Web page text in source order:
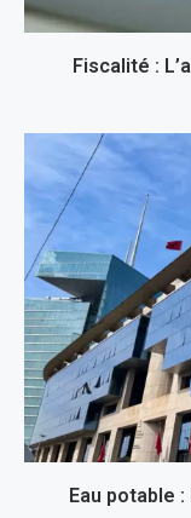
Fiscalité :
Eau potable :